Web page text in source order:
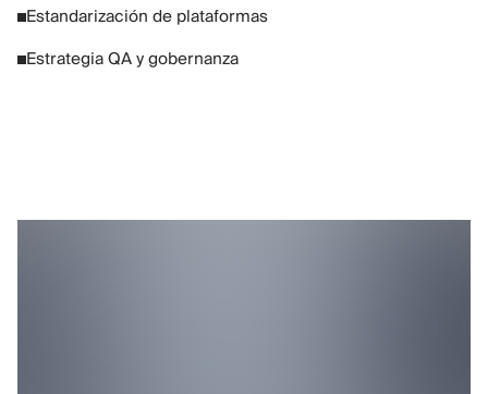
Estandarización de plataformas
Estrategia QA y gobernanza